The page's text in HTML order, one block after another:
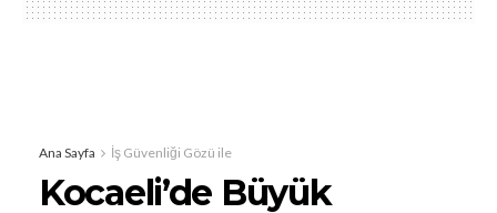
Ana Sayfa İş Güvenliği Gözü ile
Kocaeli’de Büyük